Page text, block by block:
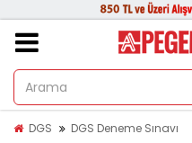
DGS DGS Deneme Sınavı